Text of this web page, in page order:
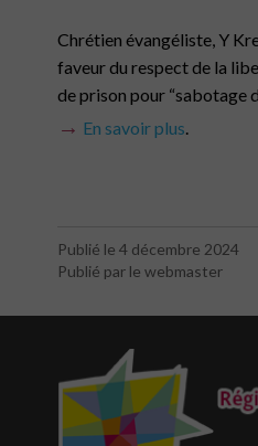
Chrétien évangéliste, Y
faveur du respect de la
de prison pour “sabotage
→ En savoir plus.
Publié le 4 décembre 2024
Publié par le webmaster